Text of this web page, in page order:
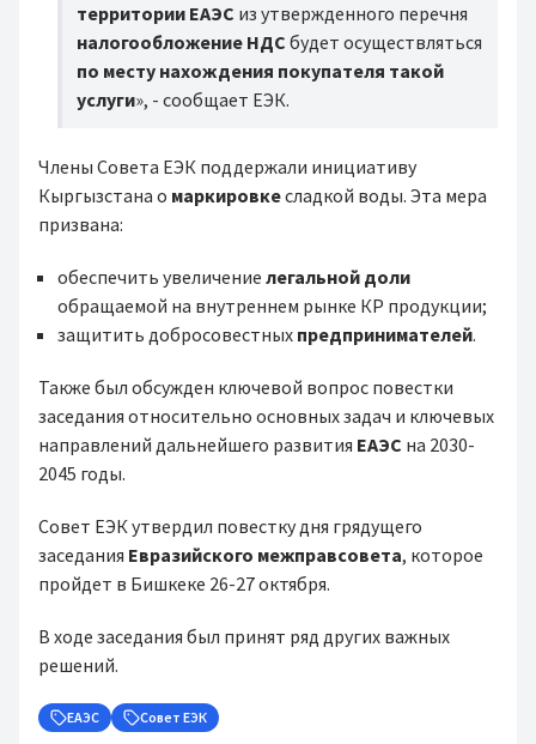
территории ЕАЭС из утвержденного перечня
налогообложение НДС будет осуществляться
по месту нахождения покупателя такой
услуги», - сообщает ЕЭК.
Члены Совета ЕЭК поддержали инициативу
Кыргызстана о маркировкесладкой воды. Эта мера
призвана:
обеспечить увеличение легальной доли
обращаемой на внутреннем рынке КР продукции;
защитить добросовестных предпринимателей.
Также был обсужден ключевой вопрос повестки
заседания относительно основных задач и ключевых
направлений дальнейшего развития ЕАЭС на 2030-
2045 годы.
Совет ЕЭК утвердил повестку дня грядущего
заседания Евразийского межправсовета, которое
пройдет в Бишкеке 26-27 октября.
В ходе заседания был принят ряд других важных
решений.
ЕАЭС Совет ЕЭК